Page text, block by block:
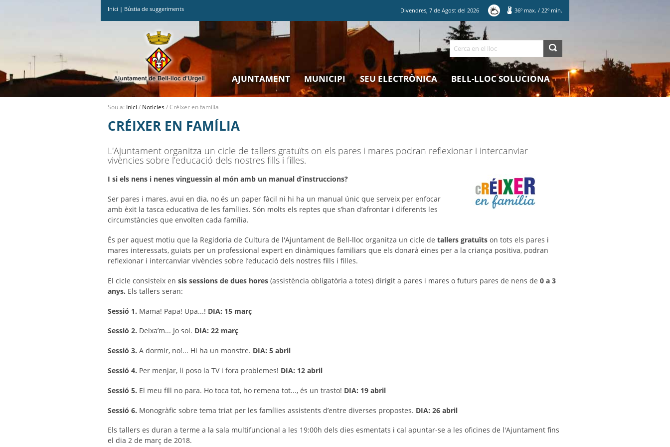
Inici | Bústia de suggeriments Divendres,7 deAgost del2026 36º max. / 22º min.
Cerca
AJUNTAMENT MUNICIPI SEU ELECTRÒNICA BELL-LLOC SOLUCIONA
Sou a: Inici / Noticies/Créixer en família
CRÉIXER EN FAMÍLIA
L'Ajuntament organitza un cicle de tallers gratuïts on els pares i mares podran reflexionar i intercanviar
vivències sobre l’educació dels nostres fills i filles.
I si els nens i nenes vinguessin al món amb un manual d’instruccions?
Ser pares i mares, avui en dia, no és un paper fàcil ni hi ha un manual únic que serveix per enfocar
amb èxit la tasca educativa de les famílies. Són molts els reptes que s’han d’afrontar i diferents les
circumstàncies que envolten cada família.
És per aquest motiu que la Regidoria de Cultura de l'Ajuntament de Bell-lloc organitza un cicle detallers gratuïts on tots els pares i
mares interessats, guiats per un professional expert en dinàmiques familiars que els donarà eines per a la criança positiva, podran
reflexionar i intercanviar vivències sobre l’educació dels nostres fills i filles.
El cicle consisteix ensis sessions de dues hores (assistència obligatòria a totes) dirigit a pares i mares o futurs pares de nens de0 a 3
anys. Els tallers seran:
Sessió 1. Mama! Papa! Upa...! DIA: 15 març
Sessió 2. Deixa’m... Jo sol. DIA: 22 març
Sessió 3. A dormir, no!... Hi ha un monstre. DIA: 5 abril
Sessió 4. Per menjar, li poso la TV i fora problemes! DIA: 12 abril
Sessió 5. El meu fill no para. Ho toca tot, ho remena tot..., és un trasto! DIA: 19 abril
Sessió 6. Monogràfic sobre tema triat per les famílies assistents d’entre diverses propostes. DIA: 26 abril
Els tallers es duran a terme a la sala multifuncional a les 19:00h dels dies esmentats i cal apuntar-se a les oficines de l'Ajuntament fins
el dia 2 de març de 2018.